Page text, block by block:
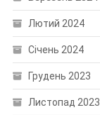
Лютий 2024
Січень 2024
Грудень 2023
Листопад 2023